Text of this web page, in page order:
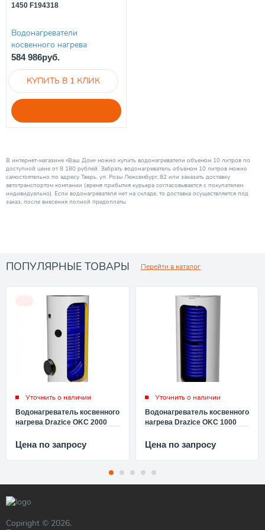
1450 F194318
Водонагреватели
косвенного нагрева
584 986руб.
В интернет-магазине «Ваш Дом» можно купить водонагреватели объемом 10 литров по
доступной цене от 8 180 рублей. Забрать водонагреватель объемом 10 литров можно
самостоятельно по адресу Тверь, ул. Розы Люксембург, 82 или заказать доставку
автотранспортом компании (время прибытия курьера согласовывается с покупателем
индивидуально). Если водонагревателя нет на складе, то доставка осуществляется под
заказ, после внесения полной предоплаты.
ПОПУЛЯРНЫЕ ТОВАРЫ Перейти в каталог
Уточнить о наличии
Водонагреватель косвенного
нагрева Drazice OKC 2000
Цена по запросу
Уточнить о наличии
Водонагреватель косвенного
нагрева Drazice OKC 1000
Цена по запросу
Copiright © 2026.